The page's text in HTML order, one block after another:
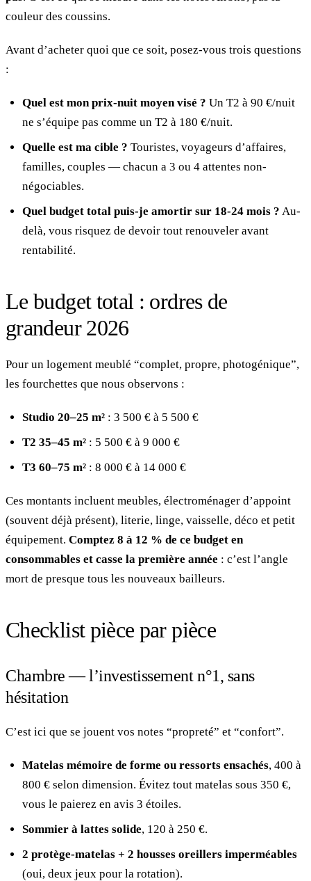
couleur des coussins.
Avant d’acheter quoi que ce soit, posez-vous trois questions
:
Quel est mon prix-nuit moyen visé ? Un T2 à 90 €/nuit
ne s’équipe pas comme un T2 à 180 €/nuit.
Quelle est ma cible ? Touristes, voyageurs d’affaires,
familles, couples — chacun a 3 ou 4 attentes non-
négociables.
Quel budget total puis-je amortir sur 18-24 mois ? Au-
delà, vous risquez de devoir tout renouveler avant
rentabilité.
Le budget total : ordres de
grandeur 2026
Pour un logement meublé “complet, propre, photogénique”,
les fourchettes que nous observons :
Studio 20–25 m² : 3 500 € à 5 500 €
T2 35–45 m² : 5 500 € à 9 000 €
T3 60–75 m² : 8 000 € à 14 000 €
Ces montants incluent meubles, électroménager d’appoint
(souvent déjà présent), literie, linge, vaisselle, déco et petit
équipement. Comptez 8 à 12 % de ce budget en
consommables et casse la première année : c’est l’angle
mort de presque tous les nouveaux bailleurs.
Checklist pièce par pièce
Chambre — l’investissement n°1, sans
hésitation
C’est ici que se jouent vos notes “propreté” et “confort”.
Matelas mémoire de forme ou ressorts ensachés, 400 à
800 € selon dimension. Évitez tout matelas sous 350 €,
vous le paierez en avis 3 étoiles.
Sommier à lattes solide, 120 à 250 €.
2 protège-matelas + 2 housses oreillers imperméables
(oui, deux jeux pour la rotation).